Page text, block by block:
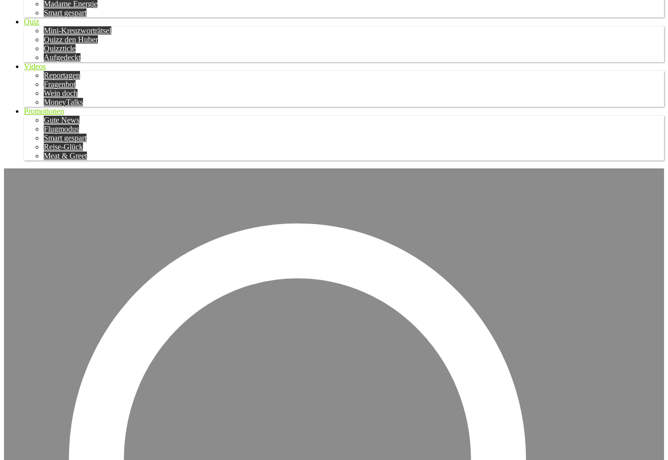
Madame Energie
Smart gespart
Quiz
Mini-Kreuzworträtsel
Quizz den Huber
Quizzticle
Aufgedeckt
Videos
Reportagen
Fragenbot
Wein doch
MoneyTalks
Promotionen
Gute News
Flugmodus
Smart gespart
Reise-Glück
Meat & Greet